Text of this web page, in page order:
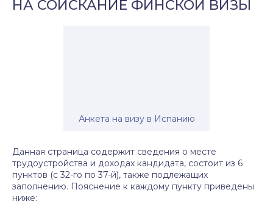
НА СОИСКАНИЕ ФИНСКОЙ ВИЗЫ
Анкета на визу в Испанию
Данная страница содержит сведения о месте
трудоустройства и доходах кандидата, состоит из 6
пунктов (с 32-го по 37-й), также подлежащих
заполнению. Пояснение к каждому пункту приведены
ниже: